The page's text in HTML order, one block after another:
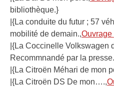
bibliothèque.}
|{La conduite du futur ; 57
mobilité de demain.,Ouvrage
|{La Coccinelle Volkswagen
Recommnandé par la
|{La Citroën Méhari de mon
|{La Citroën DS De mon….,